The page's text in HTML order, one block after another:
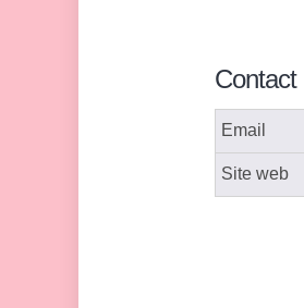
Contact
Email
Site web